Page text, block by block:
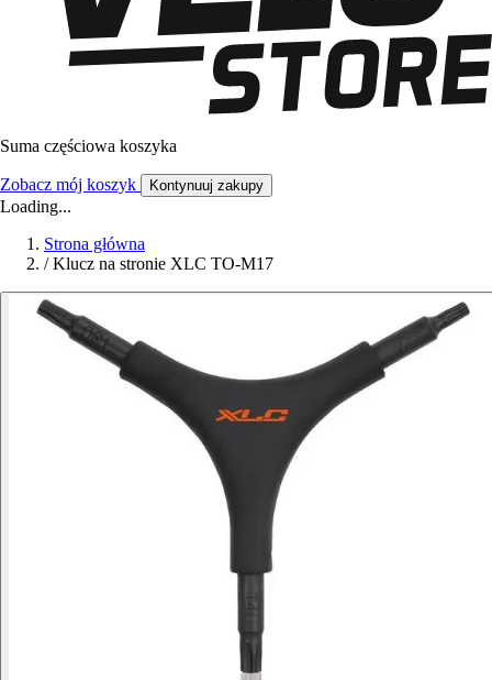
Suma częściowa koszyka
Zobacz mój koszyk Kontynuuj zakupy
Loading...
Strona główna
/ Klucz na stronie XLC TO-M17